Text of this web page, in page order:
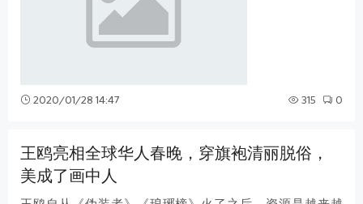
2020/01/28 14:47 315 0
王鸥亮相全球华人春晚，穿旗袍清丽脱俗，
美成了画中人